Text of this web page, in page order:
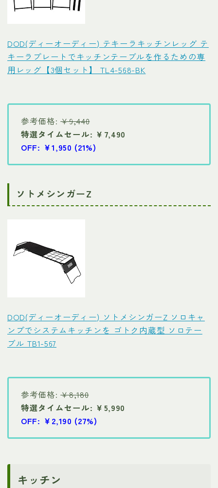
DOD(ディーオーディー) テキーラキッチンレッグ テ
キーラプレートでキッチンテーブルを作るための専
用レッグ【3個セット】 TL4-568-BK
参考価格:￥9,440
特選タイムセール: ￥7,490
OFF: ￥1,950 (21%)
ソトメシンガーZ
DOD(ディーオーディー) ソトメシンガーZ ソロキャ
ンプでシステムキッチンを ゴトク内蔵型 ソロテー
ブル TB1-567
参考価格:￥8,180
特選タイムセール: ￥5,990
OFF: ￥2,190 (27%)
キッチン